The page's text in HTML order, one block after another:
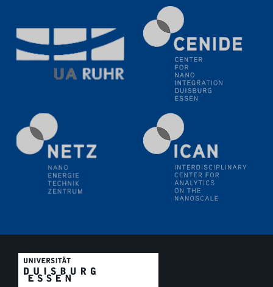
SFB 1242 Kolloquium
"Transient core-hole screening in photoexcited ZnO
investigated by time-resolved X-ray absorption
12.06.2024
GDCh Kolloquium
Festkolloquium Verleihung des Zellner-
Wissenschaftspreises Preisträgerin: Dr. Viktorija
Glembockyté Ludwig-Maximilians-Universität München
UDE4future Ringvorlesung